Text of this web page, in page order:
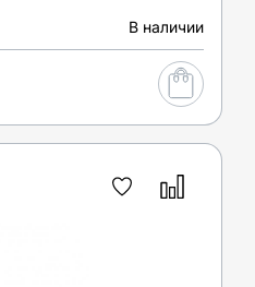
В наличии